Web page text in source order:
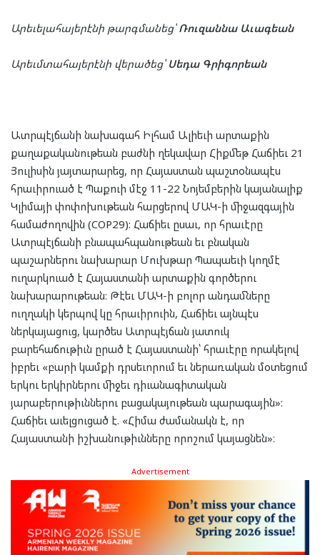
Արեւելահայերէնի թարգմանեց՝Ռուզաննա Աւագեան
Արեւմտահայերէնի վերածեց՝ Սեդա Գրիգորեան
Ատրպէյճանի նախագահ Իլհամ Ալիեւի արտաքին
քաղաքականութեան բաժնի ղեկավար Հիքմեթ Հաճիեւ 21
Յուլիսին յայտարարեց, որ Հայաստան պաշտօնապէս
հրաւիրուած է Պաքուի մէջ 11-22 Նոյեմբերին կայանալիք
Կլիմայի փոփոխութեան հարցերով ՄԱԿ-ի միջազգային
համաժողովին (COP29): Հաճիեւ ըսաւ, որ հրաւէրը
Ատրպէյճանի բնապահպանութեան եւ բնական
պաշարներու նախարար Մուխթար Պապաեւի կողմէ
ուղարկուած է Հայաստանի արտաքին գործերու
նախարարութեան։ Թէեւ ՄԱԿ-ի բոլոր անդամները
ուղղակի կերպով կը հրաւիրուին, Հաճիեւ այնպէս
ներկայացուց, կարծես Ատրպէյճան յատուկ
բարեհաճութիւն ըրած է Հայաստանի՝ հրաւէրը որակելով
իբրեւ «բարի կամքի դրսեւորում եւ ներառական մօտեցում
երկու երկիրներու միջեւ դիւանագիտական
յարաբերութիւններու բացակայութեան պարագային»:
Հաճիեւ աւելցուցած է. «Հիմա ժամանակն է, որ
Հայաստանի իշխանութիւնները որոշում կայացնեն»։
Advertisement